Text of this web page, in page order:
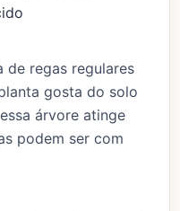
de regas regulares
gosta do solo
árvore atinge
podem ser com